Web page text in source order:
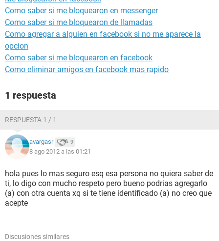
Como saber si me bloquearon en messenger
Como saber si me bloquearon de llamadas
Como agregar a alguien en facebook si no me aparece la
opcion
Como saber si me bloquearon en facebook
Como eliminar amigos en facebook mas rapido
1 respuesta
RESPUESTA 1 / 1
avargasr 9
8 ago 2012 a las 01:21
hola pues lo mas seguro esq esa persona no quiera saber de
ti, lo digo con mucho respeto pero bueno podrias agregarlo
(a) con otra cuenta xq si te tiene identificado (a) no creo que
acepte
Discusiones similares